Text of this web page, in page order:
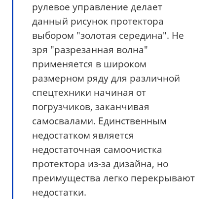
рулевое управление делает
данный рисунок протектора
выбором "золотая середина". Не
зря "разрезанная волна"
применяется в широком
размерном ряду для различной
спецтехники начиная от
погрузчиков, заканчивая
самосвалами. Единственным
недостатком является
недостаточная самоочистка
протектора из-за дизайна, но
преимущества легко перекрывают
недостатки.